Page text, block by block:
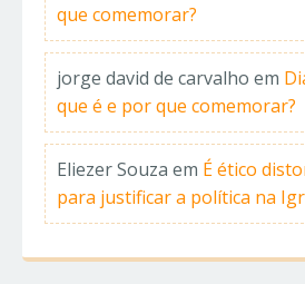
que comemorar?
jorge david de carvalho em
que é e por que comemorar?
Eliezer Souza em É ético
para justificar a política na